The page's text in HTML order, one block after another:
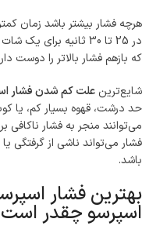
در 25 تا 30 ثانیه
که بازهم فشار بالاتر را دوست
شایع‌ترین علت کم شدن فشار
حد درشت، قهوه بسیار کم، یا
می‌توانند منجر به فشار
فشار می‌تواند ناشی از گرفتگی
باشد.
بهترین فشار
اسپرسو چقدر